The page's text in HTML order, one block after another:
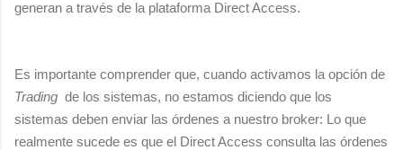
generan a través de la plataforma Direct Access.
Es importante comprender que, cuando activamos la opción de
Trading de los sistemas, no estamos diciendo que los
sistemas deben enviar las órdenes a nuestro broker: Lo que
realmente sucede es que el Direct Access consulta las órdenes